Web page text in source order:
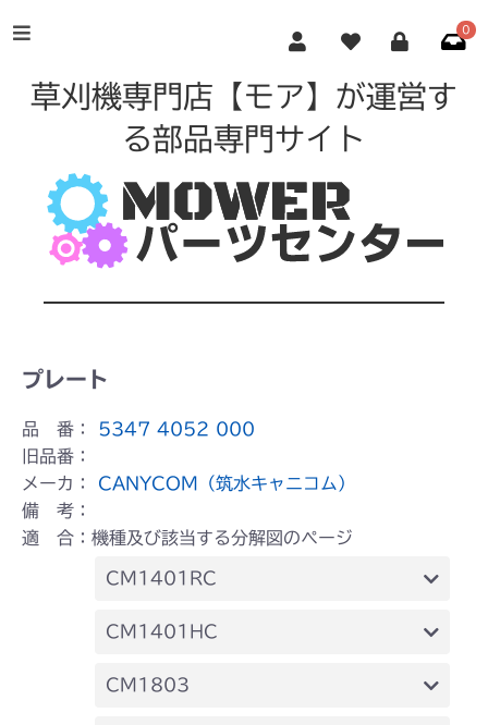
0
草刈機専門店【モア】が運営す
る部品専門サイト
プレート
品 番：
5347 4052 000
旧品番：
メーカ： CANYCOM（筑水キャニコム）
備 考：
適 合：機種及び該当する分解図のページ
CM1401RC
本体 FIG22 刈高レバー(HST左操作)
CM1401HC
本体 FIG25 刈高レバー
CM1803